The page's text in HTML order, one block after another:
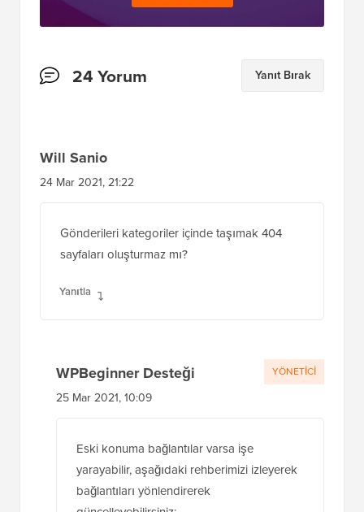
Okuyucu24 Yorum Yanıt Bırak
Will Sanio
24 Mar 2021, 21:22
Gönderileri kategoriler içinde taşımak 404
sayfaları oluşturmaz mı?
Yanıtla
WPBeginner Desteği
25 Mar 2021, 10:09
Eski konuma bağlantılar varsa işe
yarayabilir, aşağıdaki rehberimizi izleyerek
bağlantıları yönlendirerek
YÖNETICI